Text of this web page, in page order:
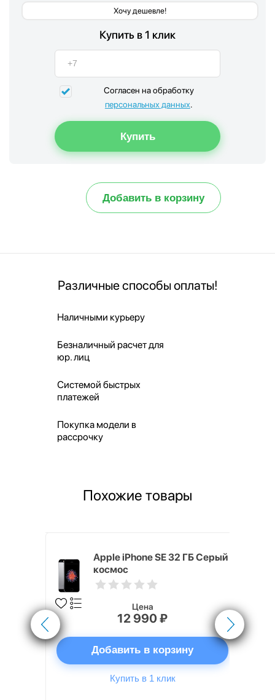
Хочу дешевле!
Купить в 1 клик
Согласен на обработку
персональных данных.
Добавить в корзину
Различные способы оплаты!
Наличными курьеру
Безналичный расчет для
юр. лиц
Системой быстрых
платежей
Покупка модели в
рассрочку
Похожие товары
Apple iPhone SE 32 ГБ Серый
космос
Цена
12 990 ₽
Добавить в корзину
Купить в 1 клик